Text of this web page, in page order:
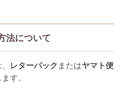
法について
レターパック またはヤマト便
す。